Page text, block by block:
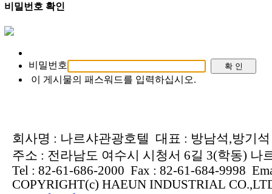
비밀번호 확인
비밀번호
이 게시물의 패스워드를 입력하십시오.
회사명 : 나르샤관광호텔 대표 : 방남석,방기
주소 : 전라남도 여수시 시청서 6길 3(학동) 나
Tel : 82-61-686-2000 Fax : 82-61-684-9998
COPYRIGHT(c) HAEUN INDUSTRIAL